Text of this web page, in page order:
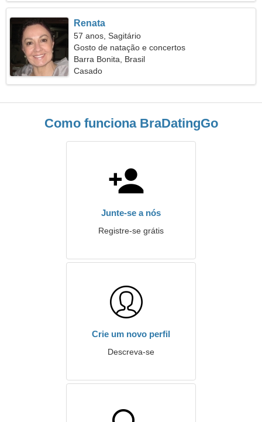
Renata
57 anos, Sagitário
Gosto de natação e concertos
Barra Bonita, Brasil
Casado
Como funciona BraDatingGo
Junte-se a nós
Registre-se grátis
Crie um novo perfil
Descreva-se